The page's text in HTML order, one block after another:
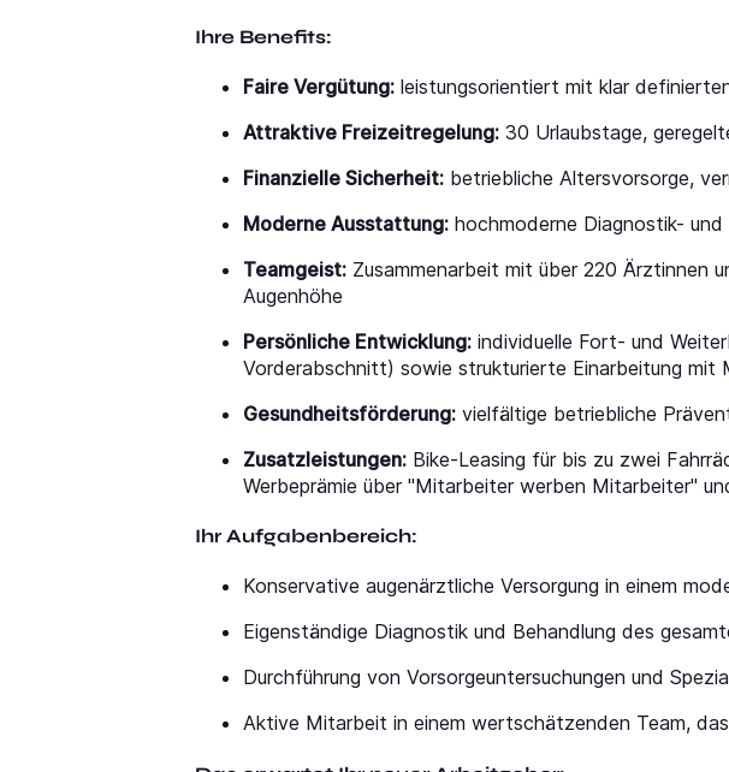
Ihre Benefits:
Faire Vergütung: leistungsorientiert mit klar
Attraktive Freizeitregelung: 30 Urlaubstage,
Finanzielle Sicherheit: betriebliche Altersvorsorge,
Moderne Ausstattung: hochmoderne Diagnostik-
Teamgeist: Zusammenarbeit mit über 220 Ärztinnen
Augenhöhe
Persönliche Entwicklung: individuelle Fort- und
Vorderabschnitt) sowie strukturierte Einarbeitung mit
Gesundheitsförderung: vielfältige betriebliche
Zusatzleistungen: Bike-Leasing für bis zu zwei
Werbeprämie über "Mitarbeiter werben Mitarbeiter"
Ihr Aufgabenbereich:
Konservative augenärztliche Versorgung in einem
Eigenständige Diagnostik und Behandlung des
Durchführung von Vorsorgeuntersuchungen und
Aktive Mitarbeit in einem wertschätzenden Team,